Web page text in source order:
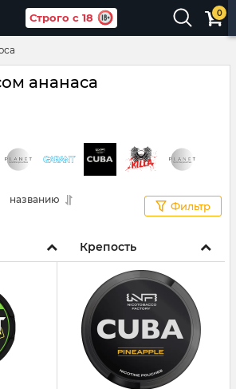
Строго с 18 0
ананаса
названию
Фильтр
Крепость